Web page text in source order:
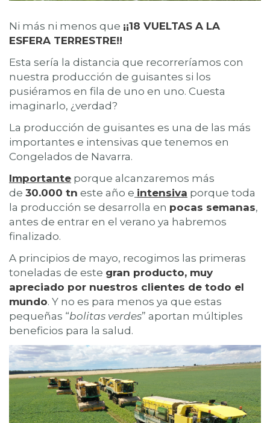
Ni más ni menos que ¡¡18 VUELTAS A LA
ESFERA TERRESTRE!!
Esta sería la distancia que recorreríamos con
nuestra producción de guisantes si los
pusiéramos en fila de uno en uno. Cuesta
imaginarlo, ¿verdad?
La producción de guisantes es una de las más
importantes e intensivas que tenemos en
Congelados de Navarra.
Importante porque alcanzaremos más
de 30.000 tn este año e intensiva porque toda
la producción se desarrolla en pocas semanas,
antes de entrar en el verano ya habremos
finalizado.
A principios de mayo, recogimos las primeras
toneladas de este gran producto, muy
apreciado por nuestros clientes de todo el
mundo. Y no es para menos ya que estas
pequeñas “bolitas verdes” aportan múltiples
beneficios para la salud.